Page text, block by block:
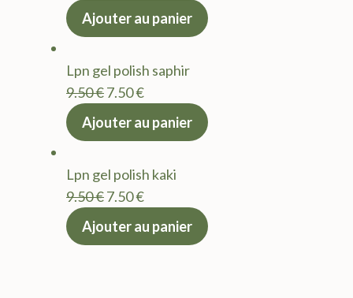
prix
9.50 €.
actuel
7.50 €.
Ajouter au panier
Lpn gel polish saphir
9.50€Le
prix
9.50 €.
7.50€Le
actuel
7.50 €.
Ajouter au panier
Lpn gel polish kaki
9.50€Le
prix
7.50€Le
actuel
Ajouter au panier